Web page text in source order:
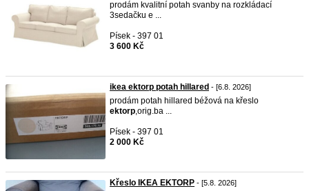
prodám kvalitní potah svanby na rozkládací
3sedačku e ...
Písek - 397 01
3 600 Kč
ikea ektorp potah hillared - [6.8. 2026]
prodám potah hillared béžová na křeslo
ektorp,orig.ba ...
Písek - 397 01
2 000 Kč
Křeslo IKEA EKTORP - [5.8. 2026]